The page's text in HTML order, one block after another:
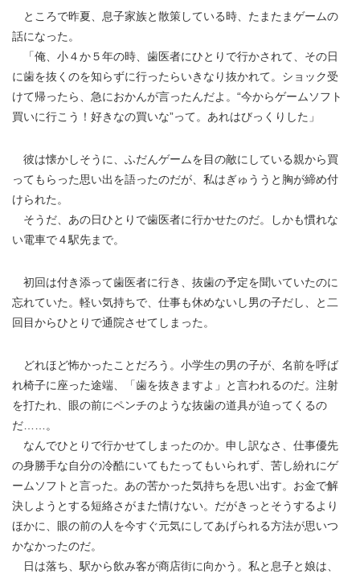
ところで昨夏、息子家族と散策している時、たまたまゲームの
話になった。
「俺、小４か５年の時、歯医者にひとりで行かされて、その日
に歯を抜くのを知らずに行ったらいきなり抜かれて。ショック受
けて帰ったら、急におかんが言ったんだよ。“今からゲームソフト
買いに行こう！好きなの買いな”って。あれはびっくりした」
彼は懐かしそうに、ふだんゲームを目の敵にしている親から買
ってもらった思い出を語ったのだが、私はぎゅううと胸が締め付
けられた。
そうだ、あの日ひとりで歯医者に行かせたのだ。しかも慣れな
い電車で４駅先まで。
初回は付き添って歯医者に行き、抜歯の予定を聞いていたのに
忘れていた。軽い気持ちで、仕事も休めないし男の子だし、と二
回目からひとりで通院させてしまった。
どれほど怖かったことだろう。小学生の男の子が、名前を呼ば
れ椅子に座った途端、「歯を抜きますよ」と言われるのだ。注射
を打たれ、眼の前にペンチのような抜歯の道具が迫ってくるの
だ……。
なんでひとりで行かせてしまったのか。申し訳なさ、仕事優先
の身勝手な自分の冷酷にいてもたってもいられず、苦し紛れにゲ
ームソフトと言った。あの苦かった気持ちを思い出す。お金で解
決しようとする短絡さがまた情けない。だがきっとそうするより
ほかに、眼の前の人を今すぐ元気にしてあげられる方法が思いつ
かなかったのだ。
日は落ち、駅から飲み客が商店街に向かう。私と息子と娘は、